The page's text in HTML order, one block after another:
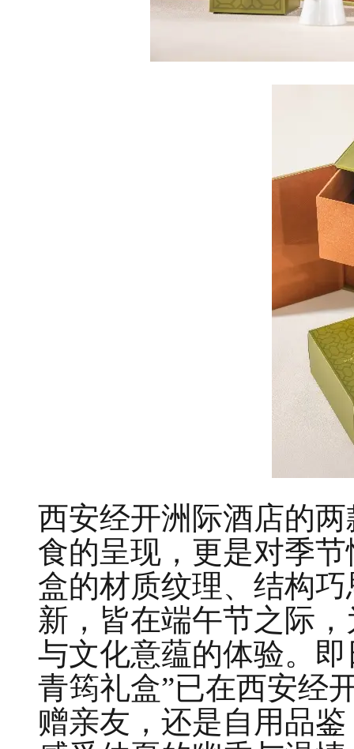
西安经开洲际酒店的
食的呈现，更是对季
盒的材质纹理、结构
新，皆在端午节之际
与文化意蕴的体验。
青筠礼盒”已在西安经
赠亲友，还是自用品